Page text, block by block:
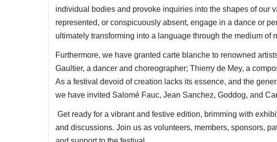
individual bodies and provoke inquiries into the shapes of our
represented, or conspicuously absent, engage in a dance or
ultimately transforming into a language through the medium of
Furthermore, we have granted carte blanche to renowned
Gaultier, a dancer and choreographer; Thierry de Mey, a
As a festival devoid of creation lacks its essence, and the
we have invited Salomé Fauc, Jean Sanchez, Goddog, and
Get ready for a vibrant and festive edition, brimming with
and discussions. Join us as volunteers, members, sponsors,